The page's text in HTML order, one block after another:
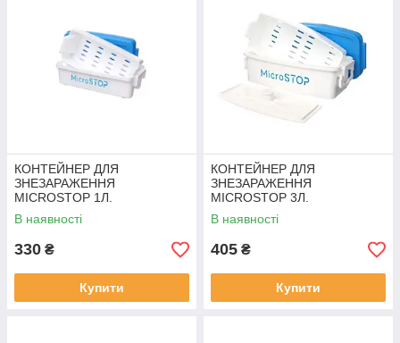
КОНТЕЙНЕР ДЛЯ
ЗНЕЗАРАЖЕННЯ
MICROSTOP 1Л.
В наявності
330 ₴
Купити
КОНТЕЙНЕР ДЛЯ
ЗНЕЗАРАЖЕННЯ
MICROSTOP 3Л.
В наявності
405 ₴
Купити